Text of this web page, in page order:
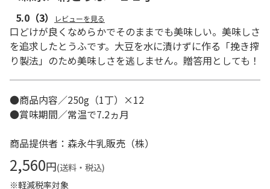
5.0 （3） レビューを見る
口どけが良くなめらかでそのままでも美味しい。美味しさ
を追求したとうふです。大豆を水に漬けずに作る「挽き搾
り製法」のため美味しさを逃しません。贈答用としても！
●商品内容／250g（1丁）×12
●賞味期間／常温で7.2ヵ月
商品提供者：森永牛乳販売（株）
2,560円(送料・税込)
※軽減税率対象